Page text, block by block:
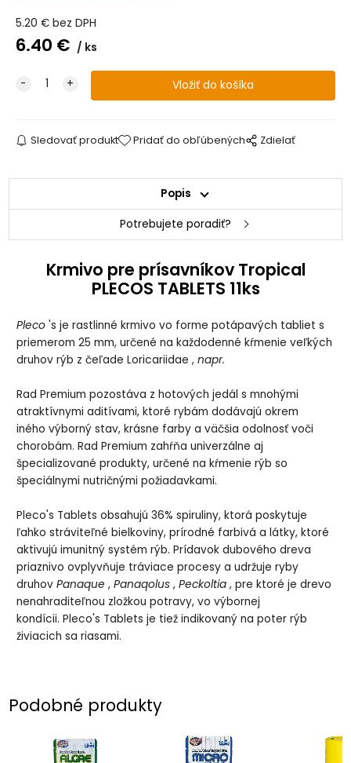
5.20 € bez DPH
6.40 € ks
Sledovať produkt Pridať do obľúbených Zdielať
Popis
Potrebujete poradiť?
Krmivo pre prísavníkov Tropical
PLECOS TABLETS 11ks
Pleco 's je rastlinné krmivo vo forme potápavých tabliet s
priemerom 25 mm, určené na každodenné kŕmenie veľkých
druhov rýb z čeľade Loricariidae ,napr.
Rad Premium pozostáva z hotových jedál s mnohými
atraktívnymi aditívami, ktoré rybám dodávajú okrem
iného výborný stav, krásne farby a väčšia odolnosť voči
chorobám. Rad Premium zahŕňa univerzálne aj
špecializované produkty, určené na kŕmenie rýb so
špeciálnymi nutričnými požiadavkami.
Pleco's Tablets obsahujú 36% spiruliny, ktorá poskytuje
ľahko stráviteľné bielkoviny, prírodné farbivá a látky, ktoré
aktivujú imunitný systém rýb. Prídavok dubového dreva
priaznivo ovplyvňuje tráviace procesy a udržuje ryby
druhovPanaque ,Panaqolus ,Peckoltia , pre ktoré je drevo
nenahraditeľnou zložkou potravy, vo výbornej
kondícii. Pleco's Tablets je tiež indikovaný na poter rýb
živiacich sa riasami.
Podobné produkty